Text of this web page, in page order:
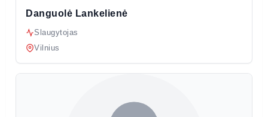
Danguolė Lankelienė
Slaugytojas
Vilnius